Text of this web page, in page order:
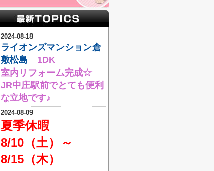
2024-08-18
ライオンズマンション倉
敷松島 1DK
室内リフォーム完成☆
JR中庄駅前でとても便利
な立地です♪
2024-08-09
夏季休暇
8/10（土）～
8/15（木）